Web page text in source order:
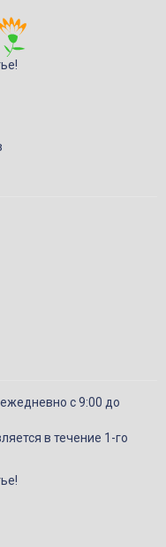
с 9:00 до
в течение 1-го